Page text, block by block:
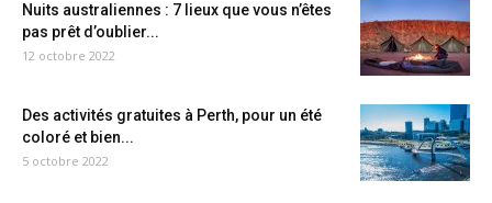
Nuits australiennes : 7 lieux que vous n’êtes
pas prêt d’oublier...
12 octobre 2022
Des activités gratuites à Perth, pour un été
coloré et bien...
5 octobre 2022